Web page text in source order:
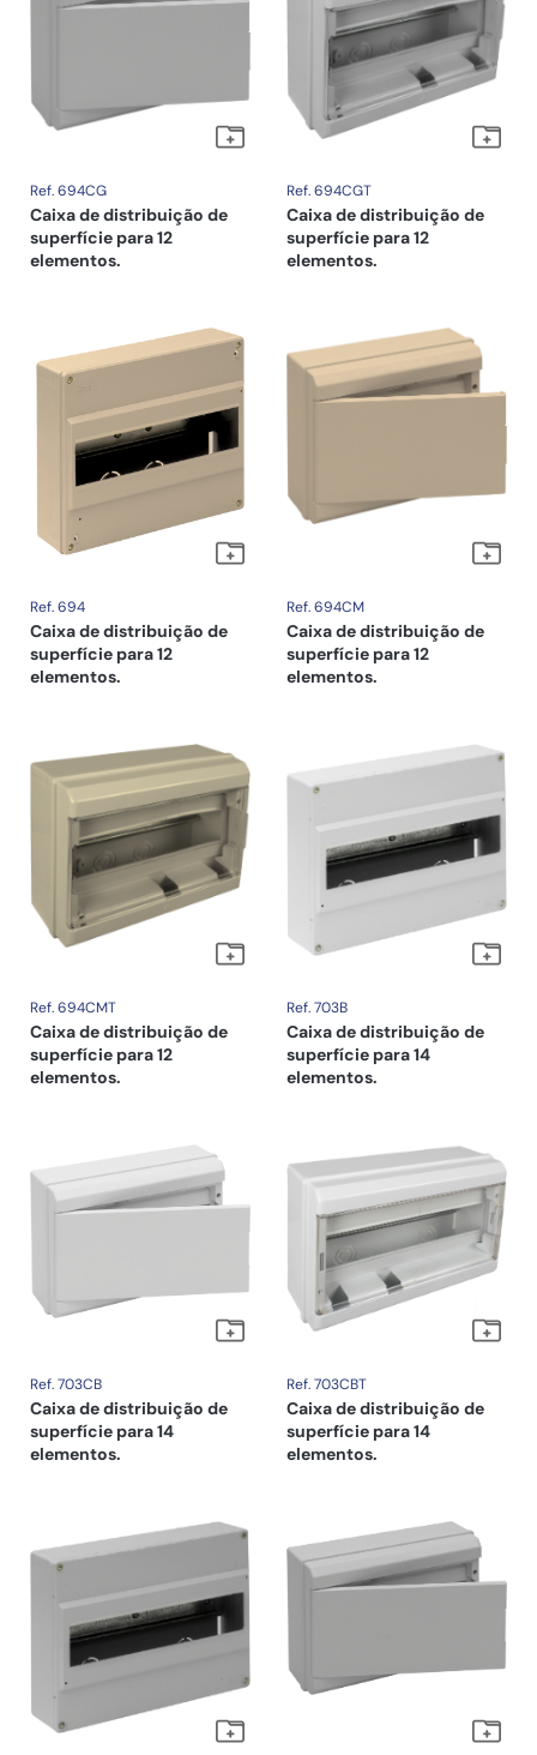
Ref. 694CG
Caixa de distribuição de
superfície para 12
elementos.
Ref. 694CGT
Caixa de distribuição de
superfície para 12
elementos.
Ref. 694
Caixa de distribuição de
superfície para 12
elementos.
Ref. 694CM
Caixa de distribuição de
superfície para 12
elementos.
Ref. 694CMT
Caixa de distribuição de
superfície para 12
elementos.
Ref. 703B
Caixa de distribuição de
superfície para 14
elementos.
Ref. 703CB
Caixa de distribuição de
superfície para 14
elementos.
Ref. 703CBT
Caixa de distribuição de
superfície para 14
elementos.